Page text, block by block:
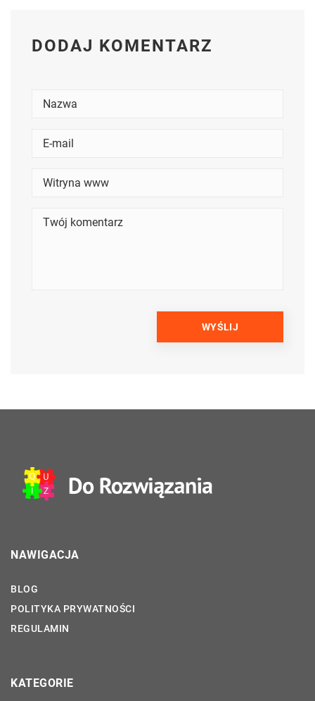
DODAJ KOMENTARZ
NAWIGACJA
BLOG
POLITYKA PRYWATNOŚCI
REGULAMIN
KATEGORIE